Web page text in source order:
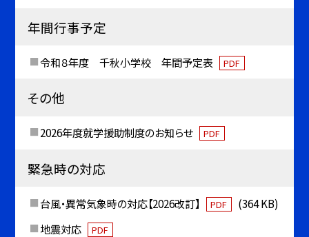
年間行事予定
令和８年度 千秋小学校 年間予定表 PDF
その他
2026年度就学援助制度のお知らせ PDF
緊急時の対応
台風・異常気象時の対応【2026改訂】 PDF
(364 KB)
地震対応
PDF